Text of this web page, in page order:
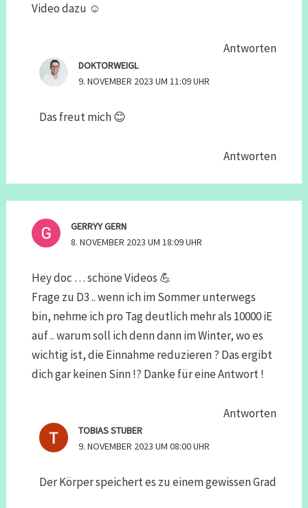
Video dazu ☺️
Antworten
DOKTORWEIGL
9. NOVEMBER 2023 UM 11:09 UHR
Das freut mich 😊
Antworten
GERRYY GERN
8. NOVEMBER 2023 UM 18:09 UHR
Hey doc … schöne Videos 💪
Frage zu D3 .. wenn ich im Sommer unterwegs
bin, nehme ich pro Tag deutlich mehr als 10000 iE
auf .. warum soll ich denn dann im Winter, wo es
wichtig ist, die Einnahme reduzieren ? Das ergibt
dich gar keinen Sinn !? Danke für eine Antwort !
Antworten
TOBIAS STUBER
9. NOVEMBER 2023 UM 08:00 UHR
Der Körper speichert es zu einem gewissen Grad